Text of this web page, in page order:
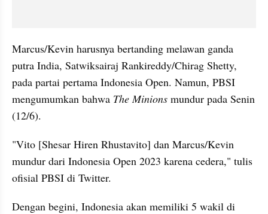
Marcus/Kevin harusnya bertanding melawan ganda
putra India, Satwiksairaj Rankireddy/Chirag Shetty,
pada partai pertama Indonesia Open. Namun, PBSI
mengumumkan bahwa The Minions mundur pada Senin
(12/6).
"Vito [Shesar Hiren Rhustavito] dan Marcus/Kevin
mundur dari Indonesia Open 2023 karena cedera," tulis
ofisial PBSI di Twitter.
Dengan begini, Indonesia akan memiliki 5 wakil di